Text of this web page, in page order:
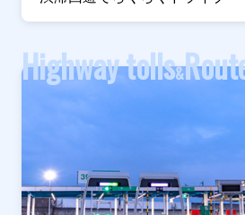
Highway tolls&